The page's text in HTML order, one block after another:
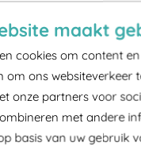
maakt
cookies om content
om ons websiteverkeer
onze partners voor
met andere
basis van uw gebruik